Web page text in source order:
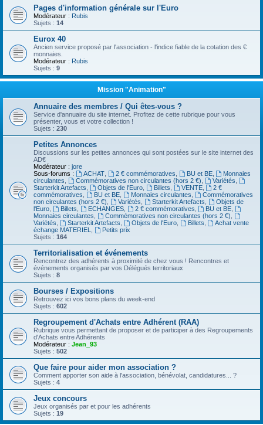
Pages d'information générale sur l'Euro
Modérateur : Rubis
Sujets : 14
Eurox 40
Ancien service proposé par l'association - l'indice fiable de la cotation des €
monnaies.
Modérateur : Rubis
Sujets : 9
Mission "Animation"
Annuaire des membres / Qui êtes-vous ?
Service d'annuaire du site internet. Profitez de cette rubrique pour vous
présenter, vous et votre collection !
Sujets : 230
Petites Annonces
Discussions sur les petites annonces qui sont postées sur le site internet des
AD€
Modérateur : jore
Sous-forums :
ACHAT, 2 € commémoratives BU et BE,
Monnaies
circulantes
Commémoratives non circulantes (hors 2 €) Variétés
Starterkit Artefacts
Objets de l'Euro, Billets VENTE,
2 €
commémoratives
BU et BE, Monnaies circulantes
Commémoratives
non circulantes (hors 2 €)
Variétés Starterkit Artefacts
Objets de
l'Euro
Billets ECHANGES, 2 € commémoratives BU et BE
Monnaies circulantes
Commémoratives non circulantes (hors 2 €)
Variétés
Starterkit Artefacts Objets de l'Euro, Billets
Achat vente
échange MATERIEL
Petits prix
Sujets : 164
Territorialisation et événements
Rencontrez des adhérents à proximité de chez vous ! Rencontres et
événements organisés par vos Délégués territoriaux
Sujets : 8
Bourses / Expositions
Retrouvez ici vos bons plans du week-end
Sujets : 602
Regroupement d'Achats entre Adhérent (RAA)
Rubrique vous permettant de proposer et de participer à des Regroupements
d'Achats entre Adhérents
Modérateur : Jean_93
Sujets : 502
Que faire pour aider mon association ?
Comment apporter son aide à l'association, bénévolat, candidatures... ?
Sujets : 4
Jeux concours
Jeux organisés par et pour les adhérents
Sujets : 19